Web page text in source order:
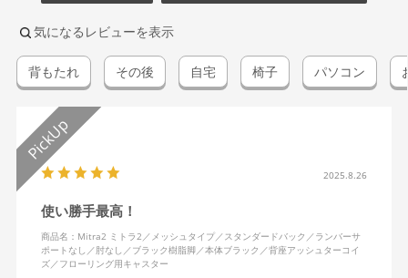
気になるレビューを表示
背もたれ その後 自宅 椅子 パソコン
2025.8.26
使い勝手最高！
商品名：Mitra2 ミトラ2／メッシュタイプ／スタンダードバック／ランバーサ
ポートなし／肘なし／ブラック樹脂脚／本体ブラック／背座アッシュターコイ
ズ／フローリング用キャスター